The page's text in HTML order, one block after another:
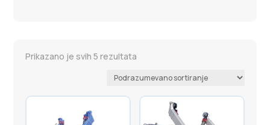
Prikazano je svih 5 rezultata